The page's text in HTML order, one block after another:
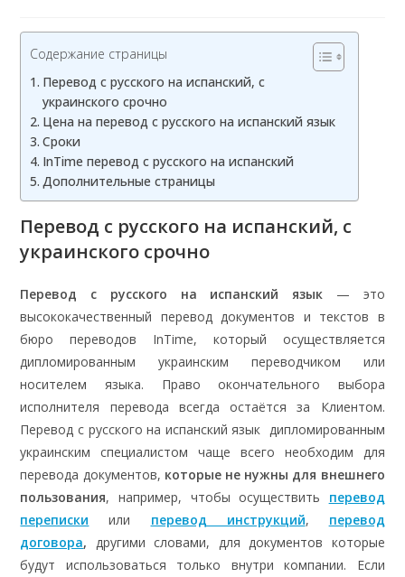
Содержание страницы
Перевод с русского на испанский, с
украинского срочно
Цена на перевод с русского на испанский язык
Сроки
InTime перевод с русского на испанский
Дополнительные страницы
Перевод с русского на испанский, с
украинского срочно
Перевод с русского на испанский язык — это
высококачественный перевод документов и текстов в
бюро переводов InTime, который осуществляется
дипломированным украинским переводчиком или
носителем языка. Право окончательного выбора
исполнителя перевода всегда остаётся за Клиентом.
Перевод с русского на испанский язык дипломированным
украинским специалистом чаще всего необходим для
перевода документов, которые не нужны для внешнего
пользования, например, чтобы осуществить перевод
переписки или перевод инструкций, перевод
договора, другими словами, для документов которые
будут использоваться только внутри компании. Если